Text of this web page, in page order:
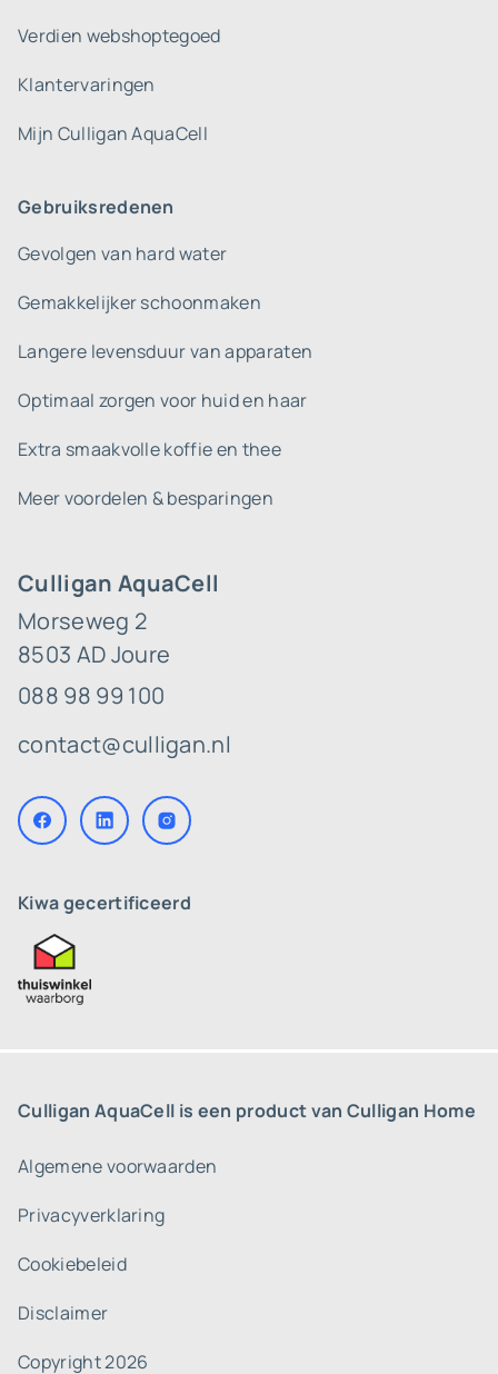
Culligan AquaCell
Morseweg 2
8503 AD Joure
088 98 99 100
contact@culligan.nl
Kiwa gecertificeerd
Verdien webshoptegoed
Klantervaringen
Mijn Culligan AquaCell
Gebruiksredenen
Gevolgen van hard water
Gemakkelijker schoonmaken
Langere levensduur van apparaten
Optimaal zorgen voor huid en haar
Extra smaakvolle koffie en thee
Meer voordelen & besparingen
Culligan AquaCell is een product van Culligan Home
Algemene voorwaarden
Privacyverklaring
Cookiebeleid
Disclaimer
Copyright 2026